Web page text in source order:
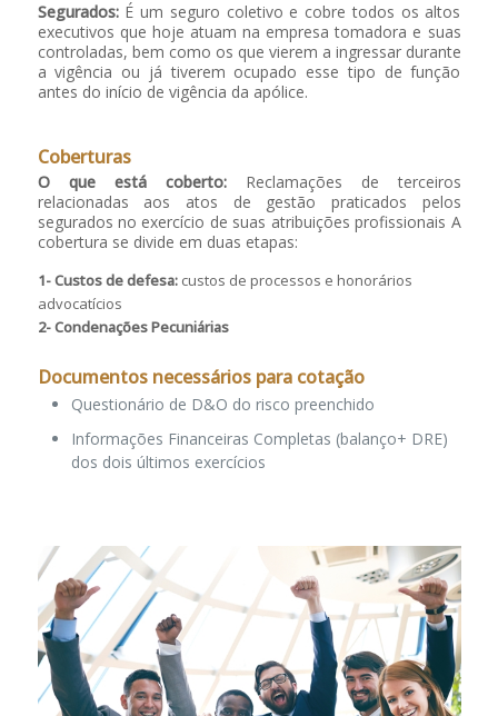
Segurados:É um seguro coletivo e cobre todos os altos
executivos que hoje atuam na empresa tomadora e suas
controladas, bem como os que vierem a ingressar durante
a vigência ou já tiverem ocupado esse tipo de função
antes do início de vigência da apólice.
Coberturas
O que está coberto:Reclamações de terceiros
relacionadas aos atos de gestão praticados pelos
segurados no exercício de suas atribuições profissionais A
cobertura se divide em duas etapas:
1- Custos de defesa:custos de processos e honorários
advocatícios
2- Condenações Pecuniárias
Documentos necessários para cotação
Questionário de D&O do risco preenchido
Informações Financeiras Completas (balanço+ DRE)
dos dois últimos exercícios